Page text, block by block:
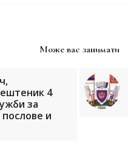
Може вас занимати
4
за
и